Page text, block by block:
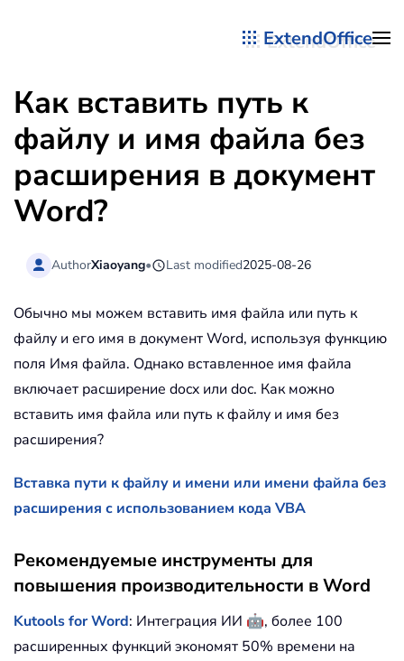
ExtendOffice
Как вставить путь к
файлу и имя файла без
расширения в документ
Word?
AuthorXiaoyang• Last modified2025-08-26
Обычно мы можем вставить имя файла или путь к
файлу и его имя в документ Word, используя функцию
поля Имя файла. Однако вставленное имя файла
включает расширение docx или doc. Как можно
вставить имя файла или путь к файлу и имя без
расширения?
Вставка пути к файлу и имени или имени файла без
расширения с использованием кода VBA
Рекомендуемые инструменты для
повышения производительности в Word
Kutools for Word: Интеграция ИИ 🤖, более 100
расширенных функций экономят 50% времени на